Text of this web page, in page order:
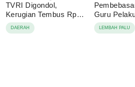
TVRI Digondol,
Kerugian Tembus Rp80
Juta
DAERAH
Guru
Proses
LEMBAH PALU